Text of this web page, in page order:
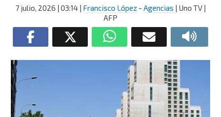
7 julio, 2026 | 03:14 | Francisco López - Agencias | Uno TV |
AFP